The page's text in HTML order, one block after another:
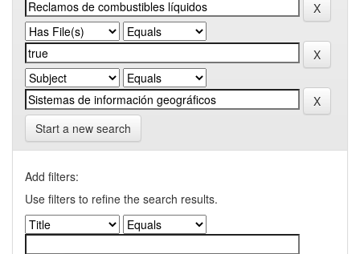
Start a new search
Add filters:
Use filters to refine the search results.